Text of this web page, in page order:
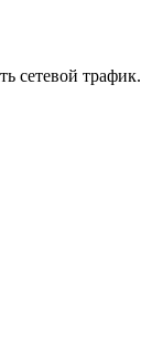
сетевой трафик.